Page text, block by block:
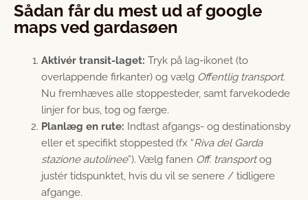
Sådan får du mest ud af google
maps ved gardasøen
Aktivér transit-laget: Tryk på lag-ikonet (to
overlappende firkanter) og vælg Offentlig transport.
Nu fremhæves alle stoppesteder, samt farvekodede
linjer for bus, tog og færge.
Planlæg en rute: Indtast afgangs- og destinationsby
eller et specifikt stoppested (fx “Riva del Garda
stazione autolinee”). Vælg fanen Off. transportog
justér tidspunktet, hvis du vil se senere / tidligere
afgange.